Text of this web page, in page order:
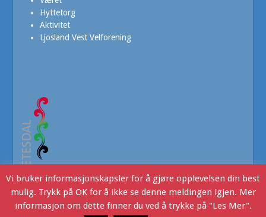
Hyttetorg
Aktivitet
Ljosland Vest Velforening
Vi bruker informasjonskapsler for å gjøre opplevelsen din best
mulig. Trykk på OK for å ikke se denne meldingen igjen. Mer
informasjon om dette finner du ved å trykke på "Les Mer".